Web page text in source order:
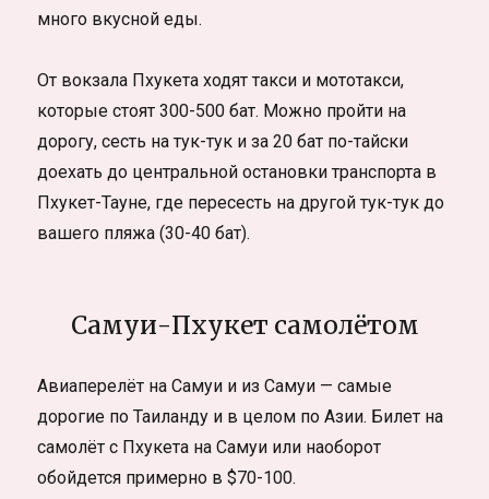
много вкусной еды.
От вокзала Пхукета ходят такси и мототакси,
которые стоят 300-500 бат. Можно пройти на
дорогу, сесть на тук-тук и за 20 бат по-тайски
доехать до центральной остановки транспорта в
Пхукет-Тауне, где пересесть на другой тук-тук до
вашего пляжа (30-40 бат).
Самуи-Пхукет самолётом
Авиаперелёт на Самуи и из Самуи — самые
дорогие по Таиланду и в целом по Азии. Билет на
самолёт с Пхукета на Самуи или наоборот
обойдется примерно в $70-100.